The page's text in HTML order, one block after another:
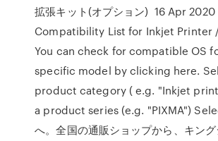
拡張キット(オプション) 16 Apr
Compatibility List for Inkjet Printer
You can check for compatible OS
specific model by clicking here.
product category ( e.g. "Inkjet
a product series (e.g. "PIXMA")
へ。全国の通販ショップから、キン